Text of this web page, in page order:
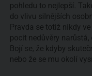
pohledu to nejlepší.
do vlivu silnějších
Pravda se totiž nikdy
pocit nedůvěry narůstá,
Bojí se, že kdyby
nebo že se mu okolí